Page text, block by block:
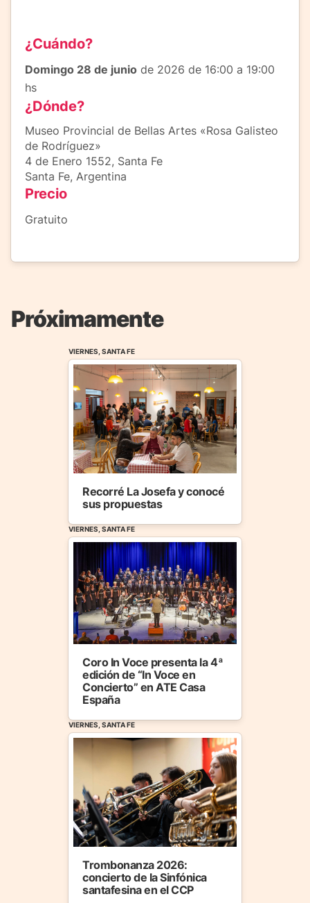
¿Cuándo?
Domingo 28 de junio de 2026 de 16:00 a 19:00
hs
¿Dónde?
Museo Provincial de Bellas Artes «Rosa Galisteo
de Rodríguez»
4 de Enero 1552, Santa Fe
Santa Fe, Argentina
Precio
Gratuito
Próximamente
VIERNES, SANTA FE
Recorré La Josefa y conocé
sus propuestas
VIERNES, SANTA FE
Coro In Voce presenta la 4ª
edición de “In Voce en
Concierto” en ATE Casa
España
VIERNES, SANTA FE
Trombonanza 2026:
concierto de la Sinfónica
santafesina en el CCP